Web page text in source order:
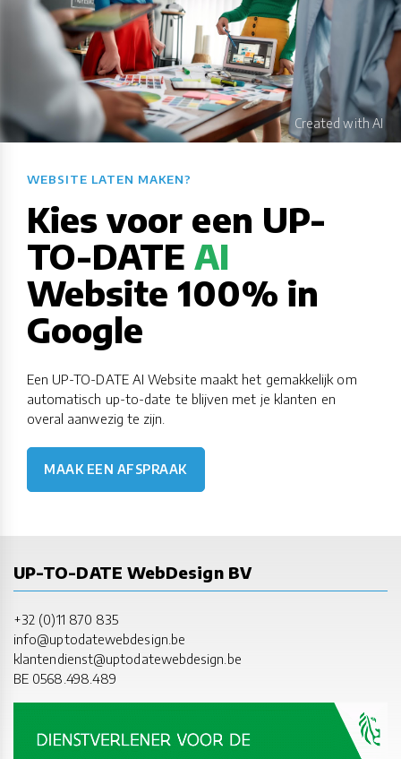
WEBSITE LATEN MAKEN?​​​​​​​​​​​​​​
Kies voor een UP-
TO-DATE AI
Website 100% in
Google
Een UP-TO-DATE AI Website maakt het gemakkelijk om
automatisch up-to-date te blijven met je klanten en
overal aanwezig te zijn.
MAAK EEN AFSPRAAK
UP-TO-DATE WebDesign BV
+32 (0)11 870 835
info@uptodatewebdesign.be
klantendienst@uptodatewebdesign.be
BE 0568.498.489